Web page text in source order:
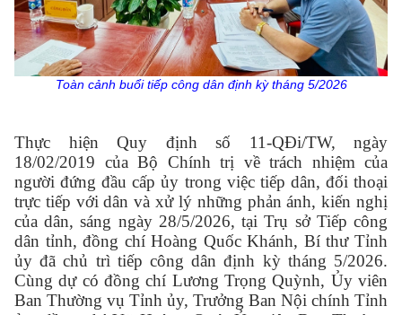
Toàn cảnh buổi tiếp công dân định kỳ tháng 5/2026
Thực hiện Quy định số 11-QĐi/TW, ngày
18/02/2019 của Bộ Chính trị về trách nhiệm của
người đứng đầu cấp ủy trong việc tiếp dân, đối thoại
trực tiếp với dân và xử lý những phản ánh, kiến nghị
của dân, sáng ngày 28/5/2026, tại Trụ sở Tiếp công
dân tỉnh, đồng chí Hoàng Quốc Khánh, Bí thư Tỉnh
ủy đã chủ trì tiếp công dân định kỳ tháng 5/2026.
Cùng dự có đồng chí Lương Trọng Quỳnh, Ủy viên
Ban Thường vụ Tỉnh ủy, Trưởng Ban Nội chính Tỉnh